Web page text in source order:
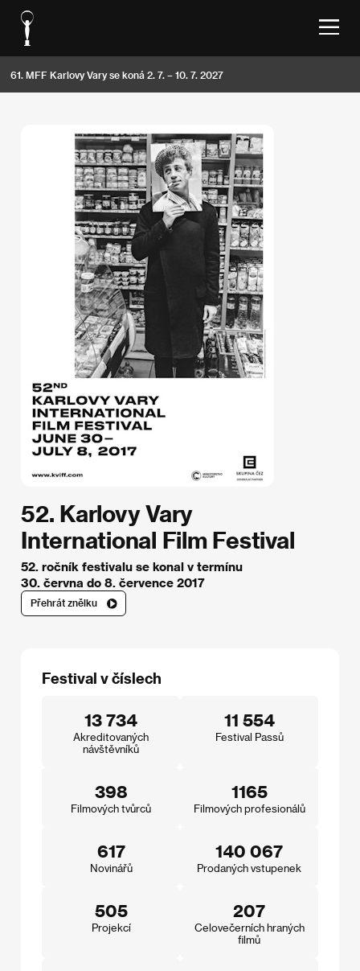
61. MFF Karlovy Vary se koná 2. 7. – 10. 7. 2027
52. Karlovy Vary
International Film Festival
52. ročník festivalu se konal v termínu
30. června do 8. července 2017
Přehrát znělku
Festival v číslech
13 734
Akreditovaných
návštěvníků
11 554
Festival Passů
398
Filmových tvůrců
1165
Filmových profesionálů
617
Novinářů
140 067
Prodaných vstupenek
505
Projekcí
207
Celovečerních hraných
filmů